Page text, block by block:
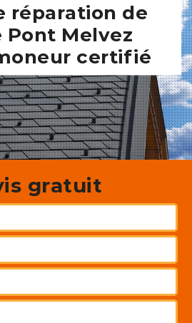
réparation de
Pont Melvez
certifié
gratuit